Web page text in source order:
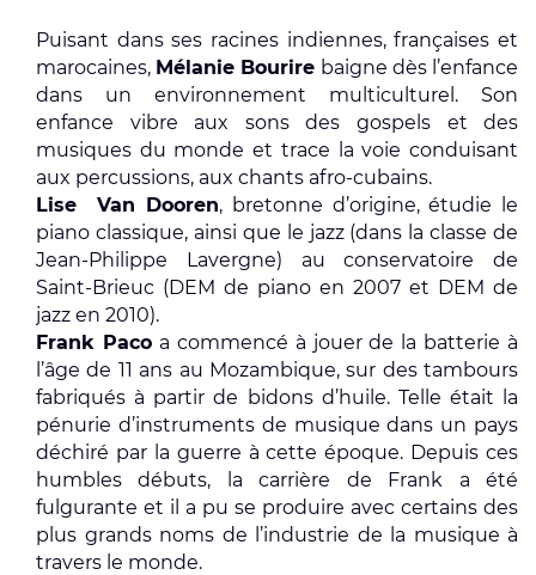
Puisant dans ses racines indiennes, françaises et
marocaines, Mélanie Bourire baigne dès l’enfance
dans un environnement multiculturel. Son
enfance vibre aux sons des gospels et des
musiques du monde et trace la voie conduisant
aux percussions, aux chants afro-cubains.
Lise Van Dooren, bretonne d’origine, étudie le
piano classique, ainsi que le jazz (dans la classe de
Jean-Philippe Lavergne) au conservatoire de
Saint-Brieuc (DEM de piano en 2007 et DEM de
jazz en 2010).
Frank Pacoa commencé à jouer de la batterie à
l’âge de 11 ans au Mozambique, sur des tambours
fabriqués à partir de bidons d’huile. Telle était la
pénurie d’instruments de musique dans un pays
déchiré par la guerre à cette époque. Depuis ces
humbles débuts, la carrière de Frank a été
fulgurante et il a pu se produire avec certains des
plus grands noms de l’industrie de la musique à
travers le monde.